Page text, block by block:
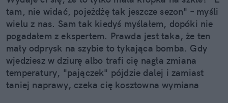
tam, nie widać, pojeżdżę tak jeszcze sezon" – myśli
wielu z nas. Sam tak kiedyś myślałem, dopóki nie
pogadałem z ekspertem. Prawda jest taka, że ten
mały odprysk na szybie to tykająca bomba. Gdy
wjedziesz w dziurę albo trafi cię nagła zmiana
temperatury, "pajączek" pójdzie dalej i zamiast
taniej naprawy, czeka cię kosztowna wymiana